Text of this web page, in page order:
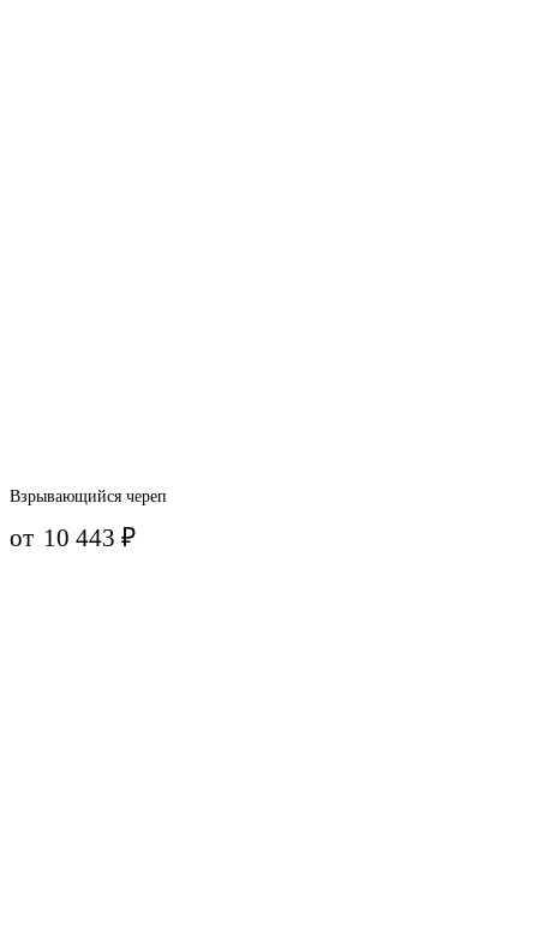
Взрывающийся череп
от 10 443₽